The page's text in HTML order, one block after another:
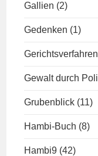
Gallien (2)
Gedenken (1)
Gerichtsverfahren
Gewalt durch
Grubenblick (11)
Hambi-Buch (8)
Hambi9 (42)